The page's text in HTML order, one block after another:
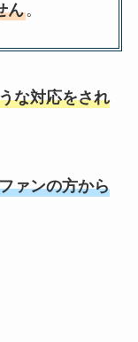
ん。
な対応をされ
ァンの方から